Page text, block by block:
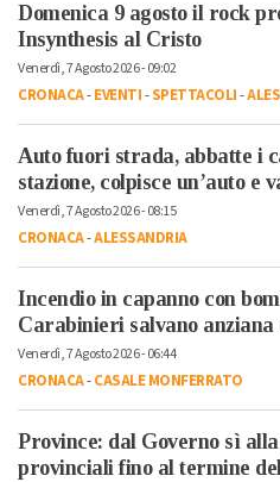
Domenica 9 agosto il rock
Insynthesis al Cristo
Venerdì, 7 Agosto 2026 - 09:02
CRONACA-EVENTI-SPETTACOLI-
Auto fuori strada, abbatte i
stazione, colpisce un’auto e
Venerdì, 7 Agosto 2026 - 08:15
CRONACA-ALESSANDRIA
Incendio in capanno con
Carabinieri salvano
Venerdì, 7 Agosto 2026 - 06:44
CRONACA-CASALE MONFERRATO
Province: dal Governo sì
provinciali fino al termine